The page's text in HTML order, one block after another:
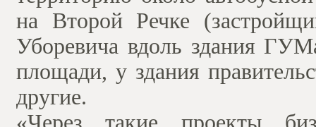
на Второй Речке
Уборевича вдоль здания
площади, у здания
другие.